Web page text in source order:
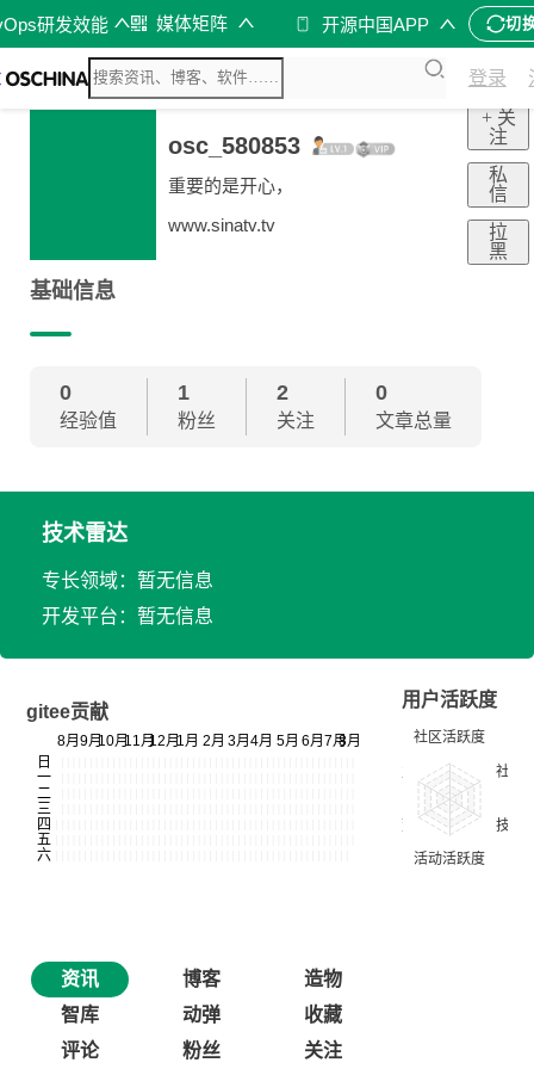
研发效能 媒体矩阵 开源中国APP 切
登录
osc_580853
重要的是开心，
www.sinatv.tv
+ 关
注
私
信
拉
黑
基础信息
0
经验值
1
粉丝
2
关注
0
文章总量
技术雷达
专长领域：暂无信息
开发平台：暂无信息
gitee贡献
用户活跃度
资讯 博客
造物
智库
动弹
收藏
评论
粉丝 关注